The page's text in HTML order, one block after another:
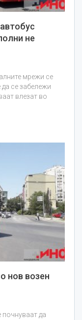
не
мрежи се
се забележи
влезат во
нов возен
почнуваат да